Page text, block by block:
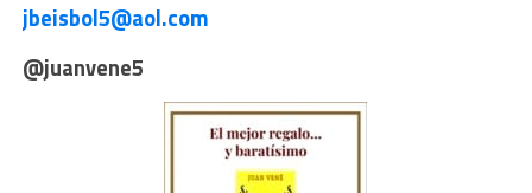
jbeisbol5@aol.com
@juanvene5